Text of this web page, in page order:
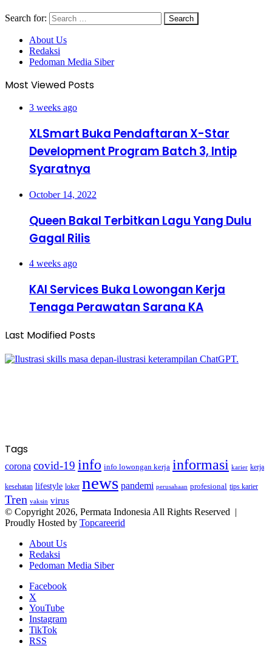
Search for:
About Us
Redaksi
Pedoman Media Siber
Most Viewed Posts
3 weeks ago
XLSmart Buka Pendaftaran X-Star
Development Program Batch 3, Intip
Syaratnya
October 14, 2022
Queen Bakal Terbitkan Lagu Yang Dulu
Gagal Rilis
4 weeks ago
KAI Services Buka Lowongan Kerja
Tenaga Perawatan Sarana KA
Last Modified Posts
Tags
corona covid-19 info info lowongan kerja informasi karier kerja
kesehatan lifestyle loker news pandemi perusahaan profesional tips karier
Tren vaksin virus
© Copyright 2026, Permata Indonesia All Rights Reserved |
Proudly Hosted by Topcareerid
About Us
Redaksi
Pedoman Media Siber
Facebook
X
YouTube
Instagram
TikTok
RSS